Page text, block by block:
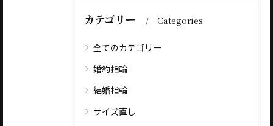
カテゴリー Categories
全てのカテゴリー
婚約指輪
結婚指輪
サイズ直し